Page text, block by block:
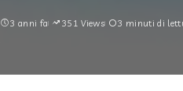
3 anni fa 351 Views 3 minuti di